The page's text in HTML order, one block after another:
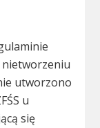
nietworzeniu
utworzono
u
się